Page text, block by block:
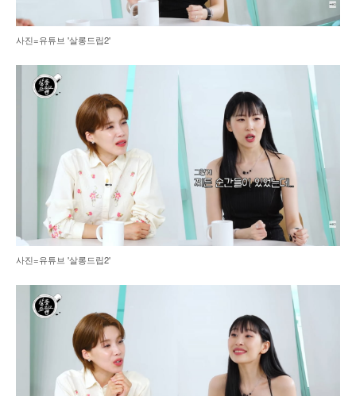
사진=유튜브 '살롱드립2'
사진=유튜브 '살롱드립2'